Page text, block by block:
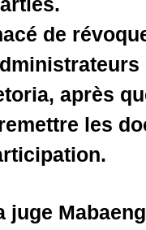
de
après
les
juge